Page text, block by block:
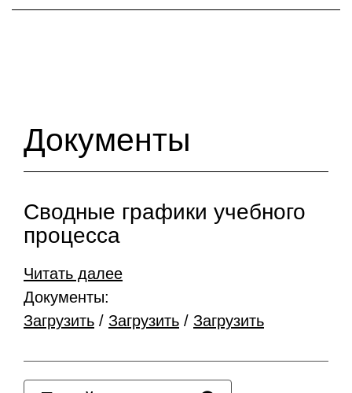
Документы
Сводные графики учебного
процесса
Читать далее
Документы:
Загрузить / Загрузить / Загрузить